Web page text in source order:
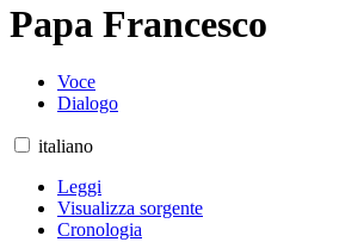
Papa Francesco
Voce
Dialogo
italiano
Leggi
Visualizza sorgente
Cronologia